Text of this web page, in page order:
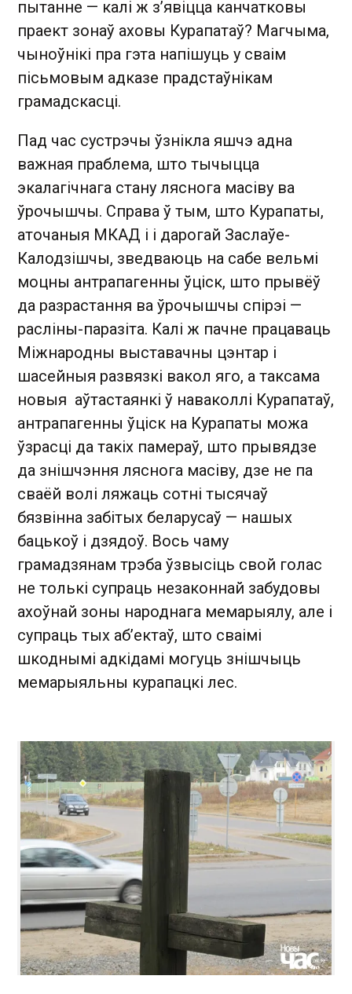
пытанне — калі ж з’явіцца канчатковы
праект зонаў аховы Курапатаў? Магчыма,
чыноўнікі пра гэта напішуць у сваім
пісьмовым адказе прадстаўнікам
грамадскасці.
Пад час сустрэчы ўзнікла яшчэ адна
важная праблема, што тычыцца
экалагічнага стану ляснога масіву ва
ўрочышчы. Справа ў тым, што Курапаты,
аточаныя МКАД і і дарогай Заслаўе-
Калодзішчы, зведваюць на сабе вельмі
моцны антрапагенны ўціск, што прывёў
да разрастання ва ўрочышчы спірэі —
расліны-паразіта. Калі ж пачне працаваць
Міжнародны выставачны цэнтар і
шасейныя развязкі вакол яго, а таксама
новыя аўтастаянкі ў наваколлі Курапатаў,
антрапагенны ўціск на Курапаты можа
ўзрасці да такіх памераў, што прывядзе
да знішчэння ляснога масіву, дзе не па
сваёй волі ляжаць сотні тысячаў
бязвінна забітых беларусаў — нашых
бацькоў і дзядоў. Вось чаму
грамадзянам трэба ўзвысіць свой голас
не толькі супраць незаконнай забудовы
ахоўнай зоны народнага мемарыялу, але і
супраць тых аб’ектаў, што сваімі
шкоднымі адкідамі могуць знішчыць
мемарыяльны курапацкі лес.